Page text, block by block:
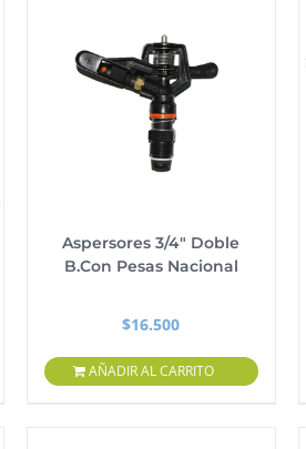
Aspersores 3/4″ Doble
B.Con Pesas Nacional
$16.500
AÑADIR AL CARRITO